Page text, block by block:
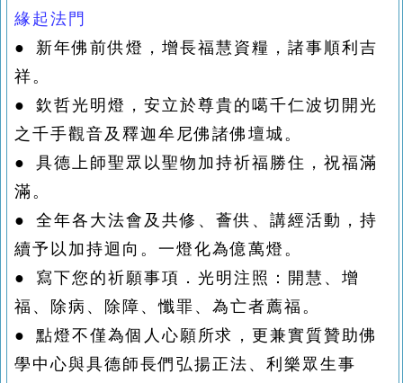
緣起法門
● 新年佛前供燈，增長福慧資糧，諸事順利吉
祥。
● 欽哲光明燈，安立於尊貴的噶千仁波切開光
之千手觀音及釋迦牟尼佛諸佛壇城。
● 具德上師聖眾以聖物加持祈福勝住，祝福滿
滿。
● 全年各大法會及共修、薈供、講經活動，持
續予以加持迴向。一燈化為億萬燈。
● 寫下您的祈願事項．光明注照：開慧、增
福、除病、除障、懺罪、為亡者薦福。
● 點燈不僅為個人心願所求，更兼實質贊助佛
學中心與具德師長們弘揚正法、利樂眾生事